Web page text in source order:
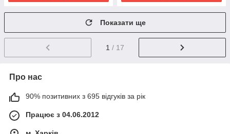
Показати ще
1 / 17
Про нас
90% позитивних з 695 відгуків за рік
Працює з 04.06.2012